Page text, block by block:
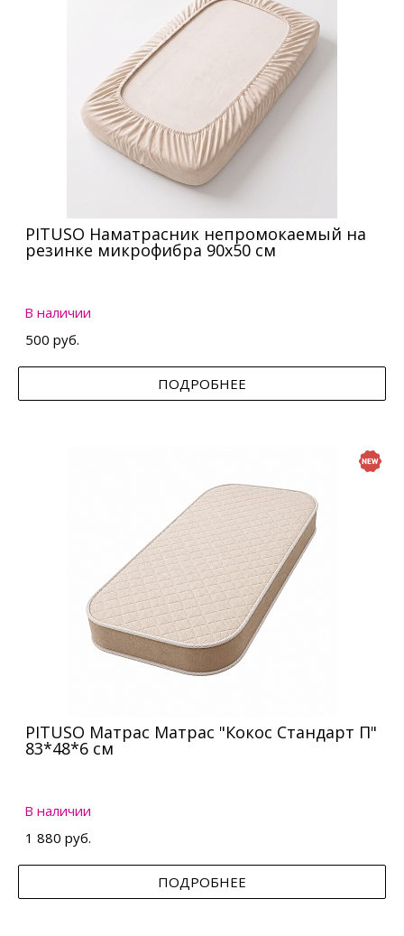
PITUSO Наматрасник непромокаемый на
резинке микрофибра 90х50 см
В наличии
500 руб.
ПОДРОБНЕЕ
PITUSO Матрас Матрас "Кокос Стандарт П"
83*48*6 см
В наличии
1 880 руб.
ПОДРОБНЕЕ